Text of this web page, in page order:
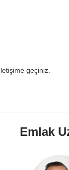
geçiniz.
Emlak